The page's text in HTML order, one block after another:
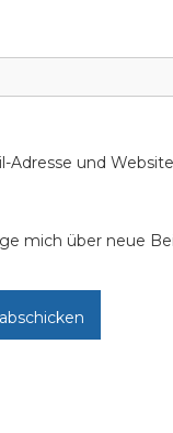
Adresse und
mich über neue